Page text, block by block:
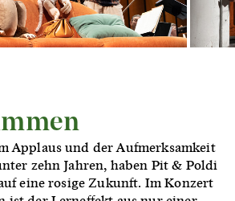
Applaus und der Aufmerksamkeit
zehn Jahren, haben Pit & Poldi
eine rosige Zukunft. Im Konzert